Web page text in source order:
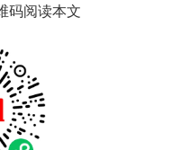
码阅读本文